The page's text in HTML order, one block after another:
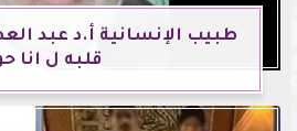
طبيب الإنسانية أ.د عبد
قلبه ل انا